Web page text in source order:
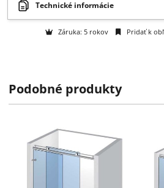
k dispozícii do 2 týždňov
Technické informácie
Záruka: 5 rokov
Podobné produkty